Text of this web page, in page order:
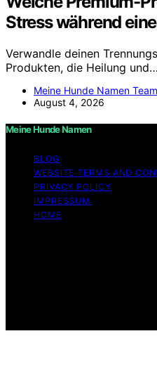
Stress während
Verwandle deinen
Produkten, die Heilung und…
Meine Hunde Namen Team
August 4, 2026
Meine Hunde Namen
BLOG
WEBSITE TERMS AND
PRIVACY POLICY
IMPRESSUM
HOME